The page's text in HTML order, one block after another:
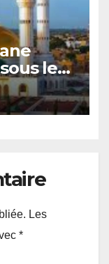
le
Tawhid.
Les
*